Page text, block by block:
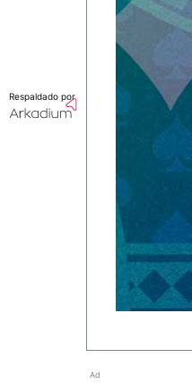
Respaldado por
Ad